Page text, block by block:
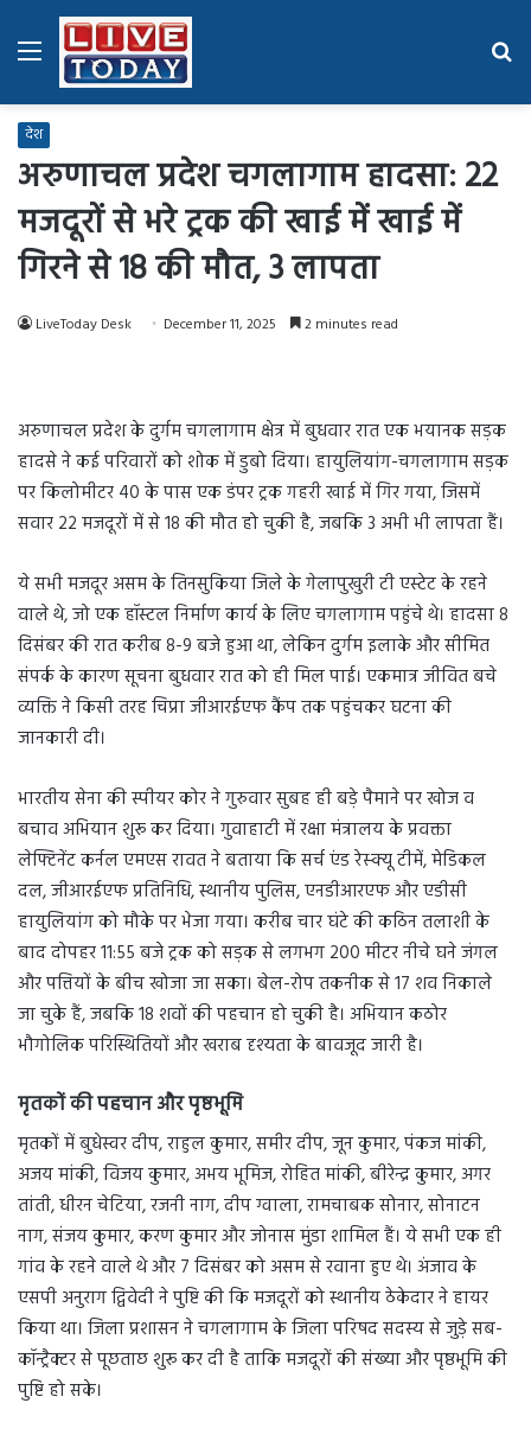
Menu
देश
अरुणाचल प्रदेश चगलागाम हादसा: 22
मजदूरों से भरे ट्रक की खाई में खाई में
गिरने से 18 की मौत, 3 लापता
LiveToday Desk December 11, 2025 2 minutes read
अरुणाचल प्रदेश के दुर्गम चगलागाम क्षेत्र में बुधवार रात एक भयानक सड़क
हादसे ने कई परिवारों को शोक में डुबो दिया। हायुलियांग-चगलागाम सड़क
पर किलोमीटर 40 के पास एक डंपर ट्रक गहरी खाई में गिर गया, जिसमें
सवार 22 मजदूरों में से 18 की मौत हो चुकी है, जबकि 3 अभी भी लापता हैं।
ये सभी मजदूर असम के तिनसुकिया जिले के गेलापुखुरी टी एस्टेट के रहने
वाले थे, जो एक हॉस्टल निर्माण कार्य के लिए चगलागाम पहुंचे थे। हादसा 8
दिसंबर की रात करीब 8-9 बजे हुआ था, लेकिन दुर्गम इलाके और सीमित
संपर्क के कारण सूचना बुधवार रात को ही मिल पाई। एकमात्र जीवित बचे
व्यक्ति ने किसी तरह चिप्रा जीआरईएफ कैंप तक पहुंचकर घटना की
जानकारी दी।
भारतीय सेना की स्पीयर कोर ने गुरुवार सुबह ही बड़े पैमाने पर खोज व
बचाव अभियान शुरू कर दिया। गुवाहाटी में रक्षा मंत्रालय के प्रवक्ता
लेफ्टिनेंट कर्नल एमएस रावत ने बताया कि सर्च एंड रेस्क्यू टीमें, मेडिकल
दल, जीआरईएफ प्रतिनिधि, स्थानीय पुलिस, एनडीआरएफ और एडीसी
हायुलियांग को मौके पर भेजा गया। करीब चार घंटे की कठिन तलाशी के
बाद दोपहर 11:55 बजे ट्रक को सड़क से लगभग 200 मीटर नीचे घने जंगल
और पत्तियों के बीच खोजा जा सका। बेल-रोप तकनीक से 17 शव निकाले
जा चुके हैं, जबकि 18 शवों की पहचान हो चुकी है। अभियान कठोर
भौगोलिक परिस्थितियों और खराब दृश्यता के बावजूद जारी है।
मृतकों की पहचान और पृष्ठभूमि
मृतकों में बुधेस्वर दीप, राहुल कुमार, समीर दीप, जून कुमार, पंकज मांकी,
अजय मांकी, विजय कुमार, अभय भूमिज, रोहित मांकी, बीरेन्द्र कुमार, अगर
तांती, धीरन चेटिया, रजनी नाग, दीप ग्वाला, रामचाबक सोनार, सोनाटन
नाग, संजय कुमार, करण कुमार और जोनास मुंडा शामिल हैं। ये सभी एक ही
गांव के रहने वाले थे और 7 दिसंबर को असम से रवाना हुए थे। अंजाव के
एसपी अनुराग द्विवेदी ने पुष्टि की कि मजदूरों को स्थानीय ठेकेदार ने हायर
किया था। जिला प्रशासन ने चगलागाम के जिला परिषद सदस्य से जुड़े सब-
कॉन्ट्रैक्टर से पूछताछ शुरू कर दी है ताकि मजदूरों की संख्या और पृष्ठभूमि की
पुष्टि हो सके।